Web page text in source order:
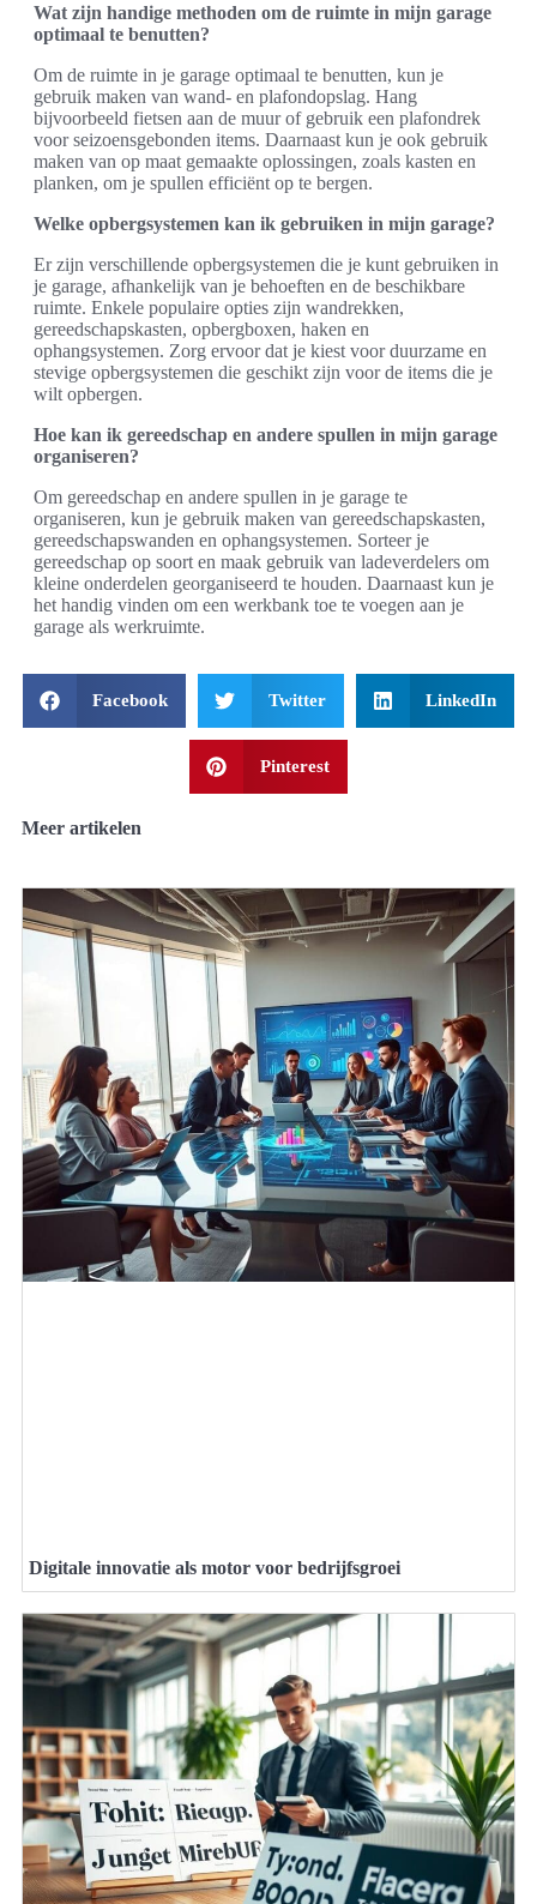
Wat zijn handige methoden om de ruimte in mijn garage
optimaal te benutten?
Om de ruimte in je garage optimaal te benutten, kun je
gebruik maken van wand- en plafondopslag. Hang
bijvoorbeeld fietsen aan de muur of gebruik een plafondrek
voor seizoensgebonden items. Daarnaast kun je ook gebruik
maken van op maat gemaakte oplossingen, zoals kasten en
planken, om je spullen efficiënt op te bergen.
Welke opbergsystemen kan ik gebruiken in mijn garage?
Er zijn verschillende opbergsystemen die je kunt gebruiken in
je garage, afhankelijk van je behoeften en de beschikbare
ruimte. Enkele populaire opties zijn wandrekken,
gereedschapskasten, opbergboxen, haken en
ophangsystemen. Zorg ervoor dat je kiest voor duurzame en
stevige opbergsystemen die geschikt zijn voor de items die je
wilt opbergen.
Hoe kan ik gereedschap en andere spullen in mijn garage
organiseren?
Om gereedschap en andere spullen in je garage te
organiseren, kun je gebruik maken van gereedschapskasten,
gereedschapswanden en ophangsystemen. Sorteer je
gereedschap op soort en maak gebruik van ladeverdelers om
kleine onderdelen georganiseerd te houden. Daarnaast kun je
het handig vinden om een werkbank toe te voegen aan je
garage als werkruimte.
Facebook Twitter LinkedIn
Pinterest
Meer artikelen
Digitale innovatie als motor voor bedrijfsgroei